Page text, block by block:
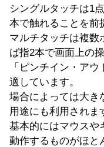
シングルタッチは1
本で触れることを前
マルチタッチは複数
ば指2本で画面上の
「ピンチイン・ア
適しています。
場合によっては大き
用途にも利用されま
基本的にはマウスや
動作するものがほと